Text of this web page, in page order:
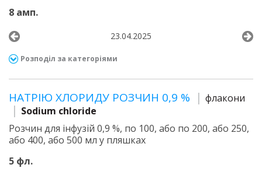
8 амп.
23.04.2025
Розподіл за категоріями
НАТРІЮ ХЛОРИДУ РОЗЧИН 0,9 %
флакони
Sodium chloride
Розчин для інфузій 0,9 %, по 100, або по 200, або 250,
або 400, або 500 мл у пляшках
5 фл.